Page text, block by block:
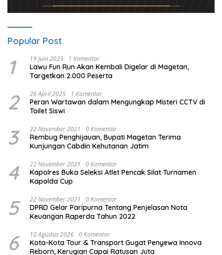
Popular Post
1 19 Juni 2025 1 Komentar
Lawu Fun Run Akan Kembali Digelar di Magetan,
Targetkan 2.000 Peserta
2 26 April 2025 1 Komentar
Peran Wartawan dalam Mengungkap Misteri CCTV di
Toilet Siswi
3 22 November 2021 0 Komentar
Rembug Penghijauan, Bupati Magetan Terima
Kunjungan Cabdin Kehutanan Jatim
4 22 November 2021 0 Komentar
Kapolres Buka Seleksi Atlet Pencak Silat Turnamen
Kapolda Cup
5 22 November 2021 0 Komentar
DPRD Gelar Paripurna Tentang Penjelasan Nota
Keuangan Raperda Tahun 2022
6 10 Agustus 2026 0 Komentar
Kota-Kota Tour & Transport Gugat Penyewa Innova
Reborn, Kerugian Capai Ratusan Juta